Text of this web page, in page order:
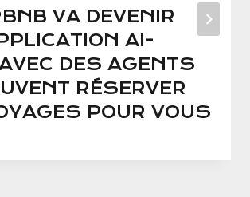
VA DEVENIR
AI-
DES AGENTS
RÉSERVER
POUR VOUS